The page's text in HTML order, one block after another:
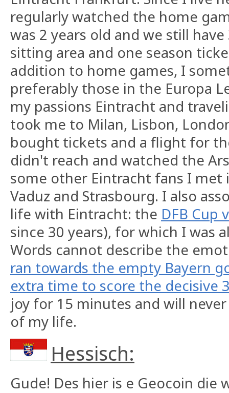
regularly watched the home
was 2 years old and we still
sitting area and one season
addition to home games, I
preferably those in the Europa
my passions Eintracht and
took me to Milan, Lisbon,
bought tickets and a flight for
didn't reach and watched the
some other Eintracht fans I met
Vaduz and Strasbourg. I also
life with Eintracht: the DFB Cup
since 30 years), for which I was
Words cannot describe the
ran towards the empty Bayern
extra time to score the decisive
joy for 15 minutes and will
of my life.
Hessisch:
Gude! Des hier is e Geocoin die